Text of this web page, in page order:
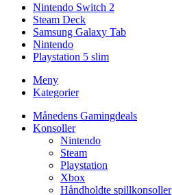
Nintendo Switch 2
Steam Deck
Samsung Galaxy Tab
Nintendo
Playstation 5 slim
Meny
Kategorier
Månedens Gamingdeals
Konsoller
Nintendo
Steam
Playstation
Xbox
Håndholdte spillkonsoller